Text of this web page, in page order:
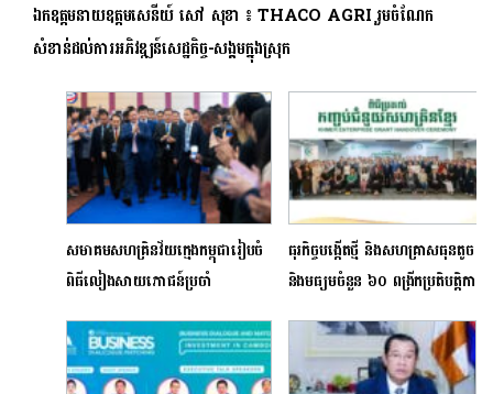
ឯកឧត្តមនាយឧត្តមសេនីយ៍ សៅ សុខា ៖ THACO AGRI រួមចំណែក
សំខាន់ដល់ការអភិវឌ្ឍន៍សេដ្ឋកិច្ច-សង្គមក្នុងស្រុក
សមាគមសហគ្រិនវ័យក្មេងកម្ពុជារៀបចំ
ពិធីលៀងសាយភោជន៍ប្រចាំ
ឧត្តមបណ្ឌិត ហ៊ុន ម៉ាណែត
ធុរកិច្ចបង្កើតថ្មី និងសហគ្រាសធុនតូច
និងមធ្យមចំនួន ៦០ ពង្រីកប្រតិបត្ដិការ
ជំនួយសហគ្រិនខ្មែរ